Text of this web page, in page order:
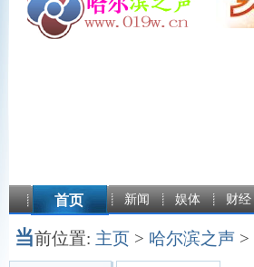
首页 新闻 娱体 财经
当前位置: 主页 > 哈尔滨之声 >